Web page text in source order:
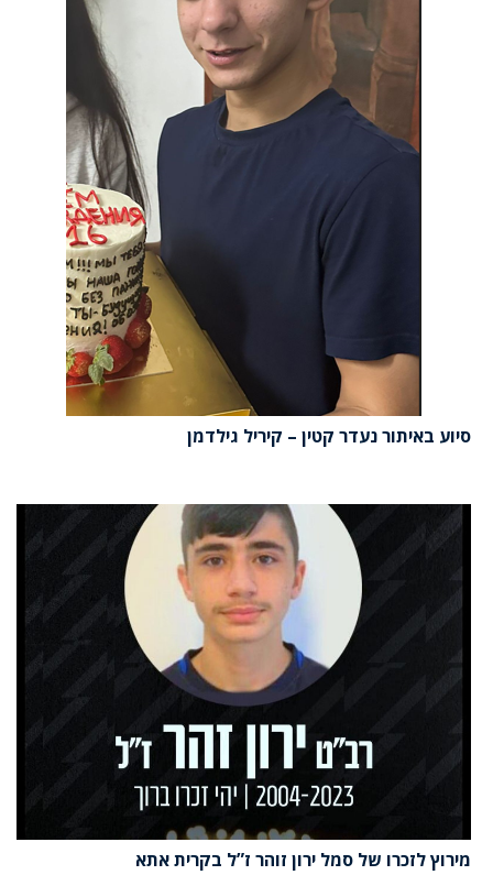
סיוע באיתור נעדר קטין – קיריל גילדמן
מירוץ לזכרו של סמל ירון זוהר ז”ל בקרית אתא